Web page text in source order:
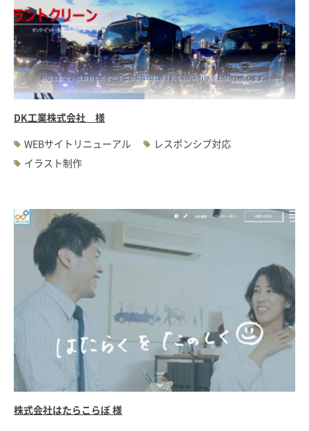
DK工業株式会社 様
WEBサイトリニューアル
レスポンシブ対応
イラスト制作
株式会社はたらこらぼ 様